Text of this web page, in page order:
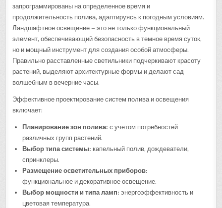
запрограммированы на определенное время и
продолжительность полива, адаптируясь к погодным условиям.
Ландшафтное освещение – это не только функциональный
элемент, обеспечивающий безопасность в темное время суток,
но и мощный инструмент для создания особой атмосферы.
Правильно расставленные светильники подчеркивают красоту
растений, выделяют архитектурные формы и делают сад
волшебным в вечерние часы.
Эффективное проектирование систем полива и освещения
включает:
Планирование зон полива: с учетом потребностей
различных групп растений.
Выбор типа системы: капельный полив, дождеватели,
спринклеры.
Размещение осветительных приборов:
функциональное и декоративное освещение.
Выбор мощности и типа ламп: энергоэффективность и
цветовая температура.